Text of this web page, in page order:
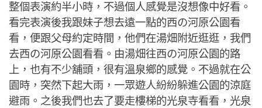
整個表演約半小時，不過個人感覺是沒想像中好看。
看完表演後我跟妹子想去遠一點的西の河原公園看
看，便跟父母約定時間，他們在湯畑附近逛逛，我們
去西の河原公園看看。由湯畑往西の河原公園的路
上，也有不少舖頭，很有溫泉鄉的感覺。不過就在公
園時，突然下起大雨，一眾遊人紛紛躲進公園的涼庭
避雨。之後我們也去了要走樓梯的光泉寺看看，光泉